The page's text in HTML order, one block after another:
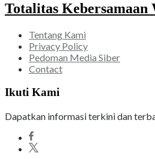
Totalitas
Tentang Kami
Privacy Policy
Pedoman Media Siber
Contact
Ikuti Kami
Dapatkan informasi terkini dan